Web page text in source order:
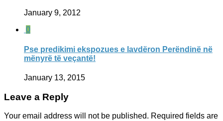
January 9, 2012
0
Pse predikimi ekspozues e lavdëron Perëndinë në
mënyrë të veçantë!
January 13, 2015
Leave a Reply
Your email address will not be published. Required fields are